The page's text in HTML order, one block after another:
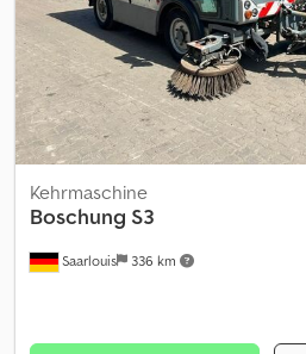
BBoschung s3 kostemaskin =
Sie sich an ATS Norway, um weitere
Saarlouis 336 km
Kehrmaschine
Boschung S3